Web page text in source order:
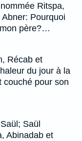
Ritspa,
Pourquoi
père?…
Récab et
du jour à la
couché pour son
Saül
Abinadab et